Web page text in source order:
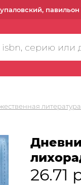
павильон
26.71